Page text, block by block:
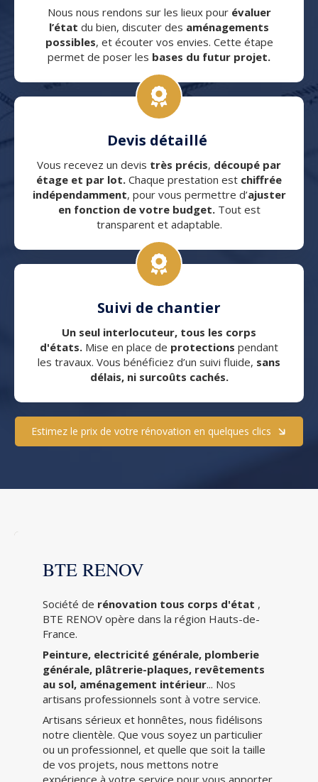
Nous nous rendons sur les lieux pour évaluer
l’état du bien, discuter des aménagements
possibles, et écouter vos envies. Cette étape
permet de poser les bases du futur projet.
Devis détaillé
Vous recevez un devis très précis, découpé par
étage et par lot. Chaque prestation est chiffrée
indépendamment, pour vous permettre d’ajuster
en fonction de votre budget. Tout est
transparent et adaptable.
Suivi de chantier
Un seul interlocuteur, tous les corps
d'états. Mise en place de protections pendant
les travaux. Vous bénéficiez d’un suivi fluide, sans
délais, ni surcoûts cachés.
Estimez le prix de votre rénovation en quelques clics
BTE RENOV
Société de rénovation tous corps d'état ,
BTE RENOV opère dans la région Hauts-de-
France.
Peinture, electricité générale, plomberie
générale, plâtrerie-plaques, revêtements
au sol, aménagement intérieur... Nos
artisans professionnels sont à votre service.
Artisans sérieux et honnêtes, nous fidélisons
notre clientèle. Que vous soyez un particulier
ou un professionnel, et quelle que soit la taille
de vos projets, nous mettons notre
expérience à votre service pour vous apporter